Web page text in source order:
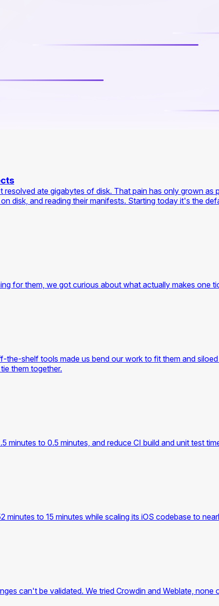
ate gigabytes of disk. That pain has only grown
disk, and reading their manifests. Starting today it's the
for them, we got curious about what actually makes
shelf tools made us bend our work to fit them and
them together.
minutes to 0.5 minutes, and reduce CI build and unit test
to 15 minutes while scaling its iOS codebase to
can't be validated. We tried Crowdin and Weblate,